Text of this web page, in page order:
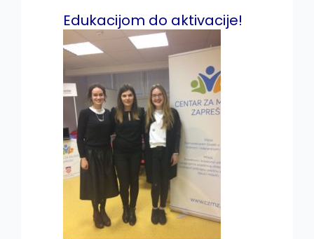
Edukacijom do aktivacije!